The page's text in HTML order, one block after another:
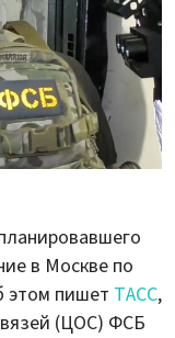
в Москве по
этом пишет ТАСС,
(ЦОС) ФСБ